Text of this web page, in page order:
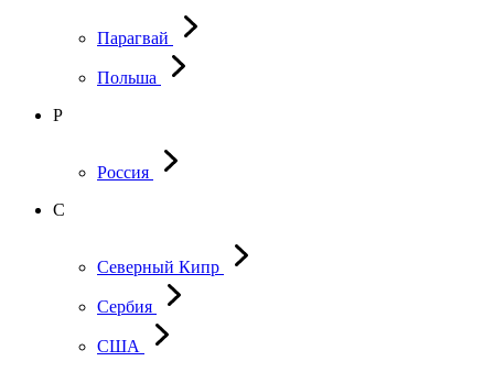
Парагвай
Польша
Р
Россия
С
Северный Кипр
Сербия
США